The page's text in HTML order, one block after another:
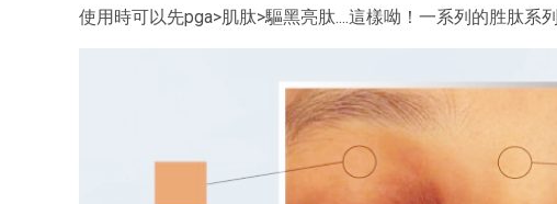
使用時可以先pga>肌肽>驅黑亮肽....這樣呦！一系列的胜肽系